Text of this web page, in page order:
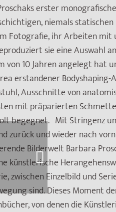
erster
niemals
Fotografie, ihr Arbeiten mit
sie eine Auswahl
von 10 Jahren angelegt hat
erstandener
Ausschnitte von
mit präparierten
begegnet. Mit Stringenz
zurück und wieder nach
Bilderwelt Barbara
künstlerische
zwischen Einzelbild und
sind. Dieses Moment
von denen die